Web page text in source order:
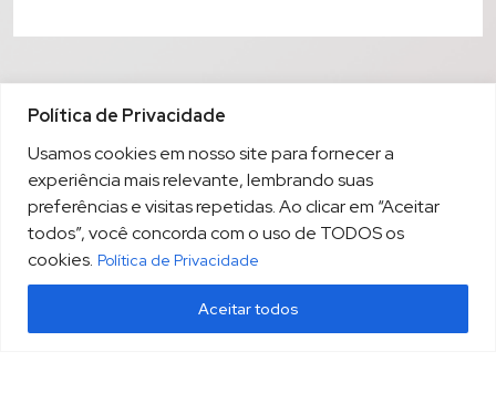
Política de Privacidade
Usamos cookies em nosso site para fornecer a
experiência mais relevante, lembrando suas
preferências e visitas repetidas. Ao clicar em “Aceitar
todos”, você concorda com o uso de TODOS os
cookies. Política de Privacidade
Aceitar todos